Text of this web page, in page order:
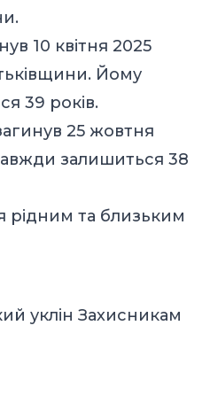
10 квітня 2025
Йому
39 років.
25 жовтня
залишиться 38
рідним та близьким
уклін Захисникам